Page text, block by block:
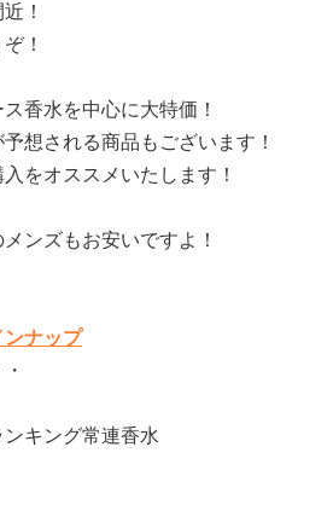
！
！
香水を中心に大特価！
想される商品もございます！
をオススメいたします！
ンズもお安いですよ！
ンナップ
キング常連香水